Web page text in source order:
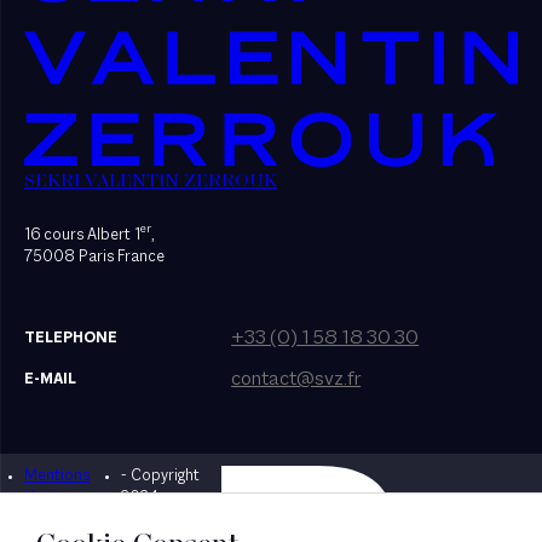
SEKRI VALENTIN ZERROUK
16 cours Albert 1er,
75008 Paris France
TELEPHONE +33 (0) 1 58 18 30 30
E-MAIL contact@svz.fr
Mentions
légales
- Copyright
2024
Designed by Bonhomme